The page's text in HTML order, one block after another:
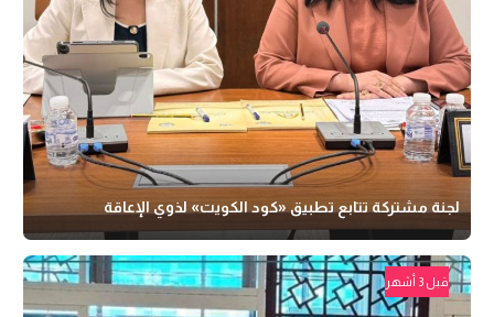
لجنة مشتركة تتابع تطبيق «كود الكويت» لذوي الإعاقة
قبل 3 أشهر